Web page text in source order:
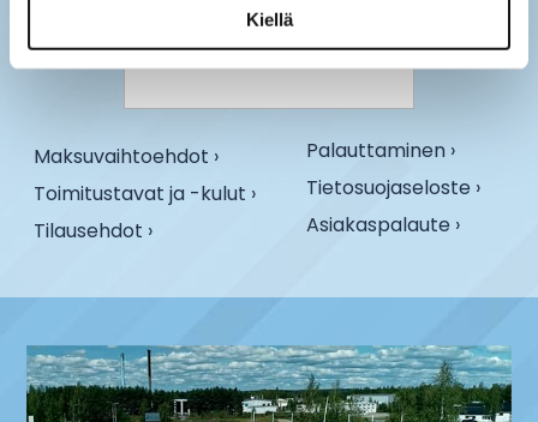
Kiellä
Maksuvaihtoehdot ›
Toimitustavat ja -kulut ›
Tilausehdot ›
Palauttaminen ›
Tietosuojaseloste ›
Asiakaspalaute ›